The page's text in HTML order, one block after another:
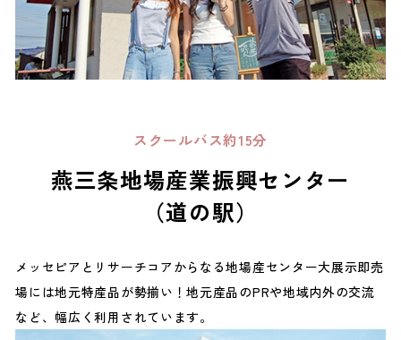
スクールバス約15分
燕三条地場産業振興センター
（道の駅）
メッセピアとリサーチコアからなる地場産センター大展示即売
場には地元特産品が勢揃い！地元産品のPRや地域内外の交流
など、幅広く利用されています。